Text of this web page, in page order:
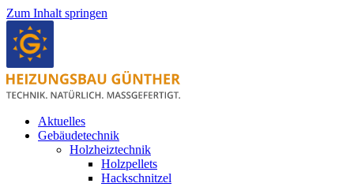
Zum Inhalt springen
Aktuelles
Gebäudetechnik
Holzheiztechnik
Holzpellets
Hackschnitzel